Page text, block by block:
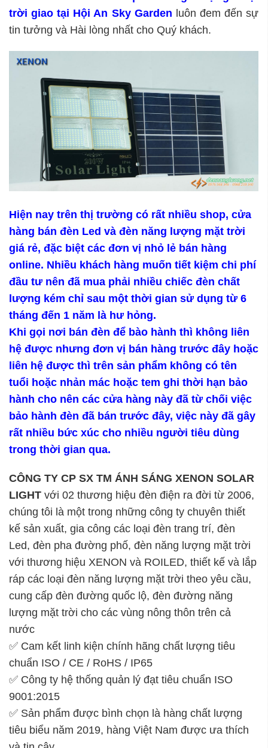
trời giao tại Hội An Sky Garden luôn đem đến sự
tin tưởng và Hài lòng nhất cho Quý khách.
Hiện nay trên thị trường có rất nhiều shop, cửa
hàng bán đèn Led và đèn năng lượng mặt trời
giá rẻ, đặc biệt các đơn vị nhỏ lẻ bán hàng
online. Nhiều khách hàng muốn tiết kiệm chi phí
đầu tư nên đã mua phải nhiều chiếc đèn chất
lượng kém chỉ sau một thời gian sử dụng từ 6
tháng đến 1 năm là hư hỏng.
Khi gọi nơi bán đèn để bào hành thì không liên
hệ được nhưng đơn vị bán hàng trước đây hoặc
liên hệ được thì trên sản phẩm không có tên
tuổi hoặc nhản mác hoặc tem ghi thời hạn bảo
hành cho nên các cửa hàng này đã từ chối việc
bảo hành đèn đã bán trước đây, việc này đã gây
rất nhiều bức xúc cho nhiều người tiêu dùng
trong thời gian qua.
CÔNG TY CP SX TM ÁNH SÁNG XENON SOLAR
LIGHT với 02 thương hiệu đèn điện ra đời từ 2006,
chúng tôi là một trong những công ty chuyên thiết
kế sản xuất, gia công các loại đèn trang trí, đèn
Led, đèn pha đường phố, đèn năng lượng mặt trời
với thương hiệu XENON và ROILED, thiết kế và lắp
ráp các loại đèn năng lượng mặt trời theo yêu cầu,
cung cấp đèn đường quốc lộ, đèn đường năng
lượng mặt trời cho các vùng nông thôn trên cả
nước
✅ Cam kết linh kiện chính hãng chất lượng tiêu
chuẩn ISO / CE / RoHS / IP65
✅ Công ty hệ thống quản lý đạt tiêu chuẩn ISO
9001:2015
✅ Sản phẩm được bình chọn là hàng chất lượng
tiêu biểu năm 2019, hàng Việt Nam được ưa thích